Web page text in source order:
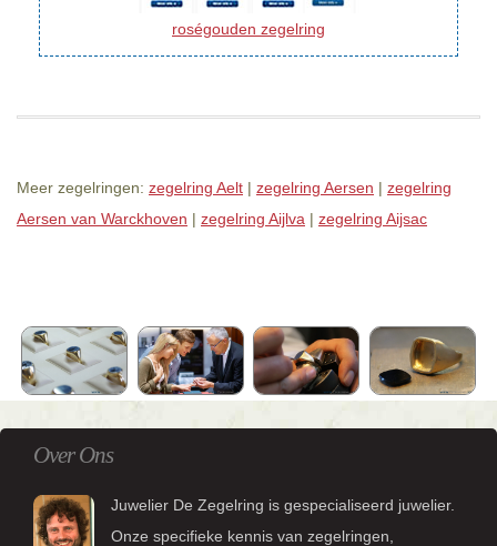
roségouden zegelring
Meer zegelringen: zegelring Aelt | zegelring Aersen | zegelring
Aersen van Warckhoven | zegelring Aijlva | zegelring Aijsac
Over Ons
Juwelier De Zegelring is gespecialiseerd juwelier.
Onze specifieke kennis van zegelringen,